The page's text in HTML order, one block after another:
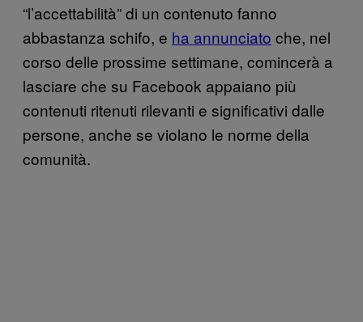
“l’accettabilità” di un contenuto fanno
abbastanza schifo, e ha annunciato che, nel
corso delle prossime settimane, comincerà a
lasciare che su Facebook appaiano più
contenuti ritenuti rilevanti e significativi dalle
persone, anche se violano le norme della
comunità.